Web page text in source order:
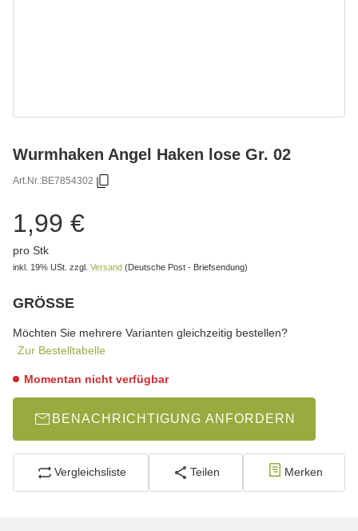
Wurmhaken Angel Haken lose Gr. 02
Art.Nr.:BE7854302
1,99 €
pro Stk
inkl. 19% USt. zzgl. Versand (Deutsche Post - Briefsendung)
GRÖSSE
Möchten Sie mehrere Varianten gleichzeitig bestellen?
Zur Bestelltabelle
Momentan nicht verfügbar
BENACHRICHTIGUNG ANFORDERN
Vergleichsliste Teilen Merken